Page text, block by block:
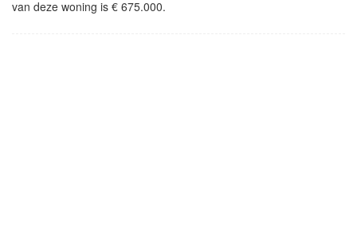
van deze woning is € 675.000.